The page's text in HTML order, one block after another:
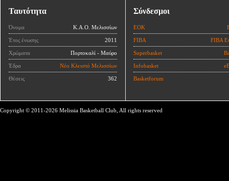
Ταυτότητα
Όνομα Κ.Α.Ο. Μελισσίων
Έτος ένωσης 2011
Χρώματα Πορτοκαλί - Μαύρο
Έδρα Νέο Κλειστό Μελισσίων
Θέσεις 362
Σύνδεσμοι
ΕΟΚ
FIBA FIBA
Superbasket
Infobasket
Basketforum
Copyright © 2011-2026 Melissia Basketball Club, All rights reserved